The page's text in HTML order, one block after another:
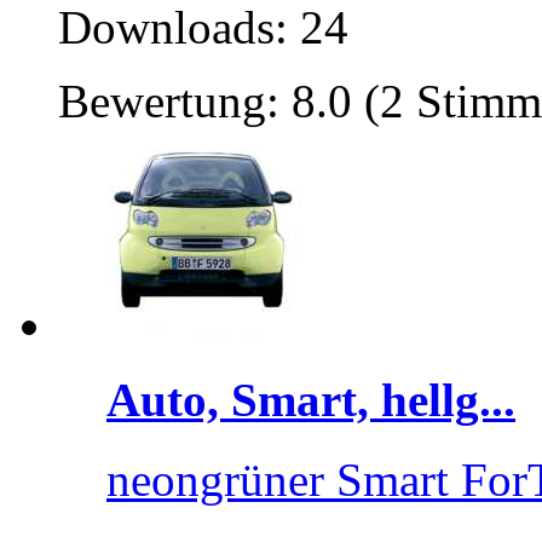
Downloads: 24
Bewertung: 8.0 (2
Auto, Smart, hellg...
neongrüner Smart